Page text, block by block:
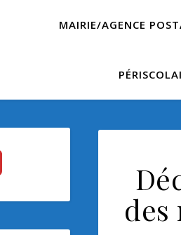
MAIRIE/AGENCE
des